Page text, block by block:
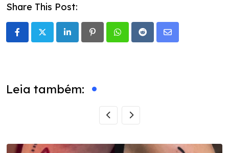
Share This Post:
LinkedIn PinterestWhatsappRedditShare
Leia também: